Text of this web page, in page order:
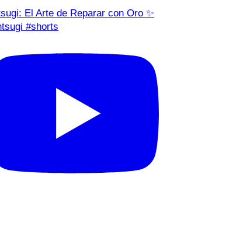
El Arte de Reparar con Oro ✨
#shorts